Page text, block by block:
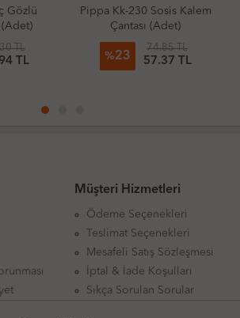
Pippa Kk-230 Sosis Kalem
Çantası (Adet)
74.85 TL
57.37 TL
Pippa
Müşteri Hizmetleri
Ödeme Seçenekleri
Teslimat Seçenekleri
Mesafeli Satış Sözleşmesi
İptal & İade Koşulları
Sıkça Sorulan Sorular